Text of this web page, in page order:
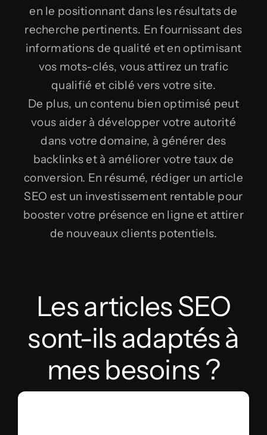
en le positionnant dans les résultats de
recherche pertinents. En fournissant des
informations de qualité et en optimisant
vos mots-clés, vous attirez un trafic
qualifié et ciblé vers votre site.
De plus, un contenu bien optimisé peut
vous aider à développer votre autorité
dans votre domaine, à générer des
backlinks et à améliorer votre taux de
conversion. En résumé, rédiger un article
SEO est un investissement rentable pour
booster votre présence en ligne et attirer
de nouveaux clients potentiels.
Les articles SEO
sont-ils adaptés à
mes besoins ?